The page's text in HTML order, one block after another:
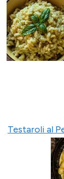
Testaroli al